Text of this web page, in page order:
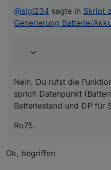
@sigi234 sagte in Skript
Generierung Batterie/
Nein. Du rufst die
sprich Datenpunkt
Batteriestand und DP für
Ro75.
Ok, begriffen